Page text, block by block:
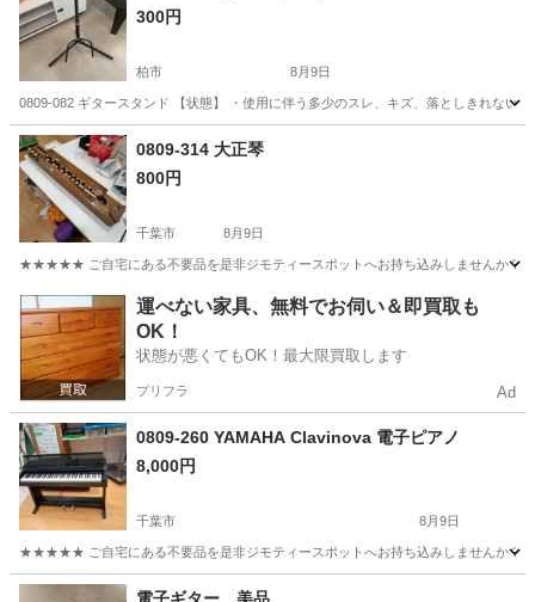
300円
柏市 8月9日
0809-082 ギタースタンド 【状態】 ・使用に伴う多少のスレ、キズ、落としきれな
千葉 柏市 現地
0809-314 大正琴
800円
千葉市 8月9日
★★★★★ ご自宅にある不要品を是非ジモティースポットへお持ち込みしませんか？
千葉 千葉市 弦楽器、ギター 現地
運べない家具、無料でお伺い＆即買取も
OK！
状態が悪くてもOK！最大限買取します
プリフラ Ad
0809-260 YAMAHA Clavinova 電子ピアノ
8,000円
千葉市 8月9日
★★★★★ ご自宅にある不要品を是非ジモティースポットへお持ち込みしませんか？
千葉 千葉市 鍵盤楽器、ピアノ